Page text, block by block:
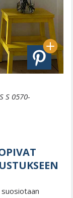
S 0570-